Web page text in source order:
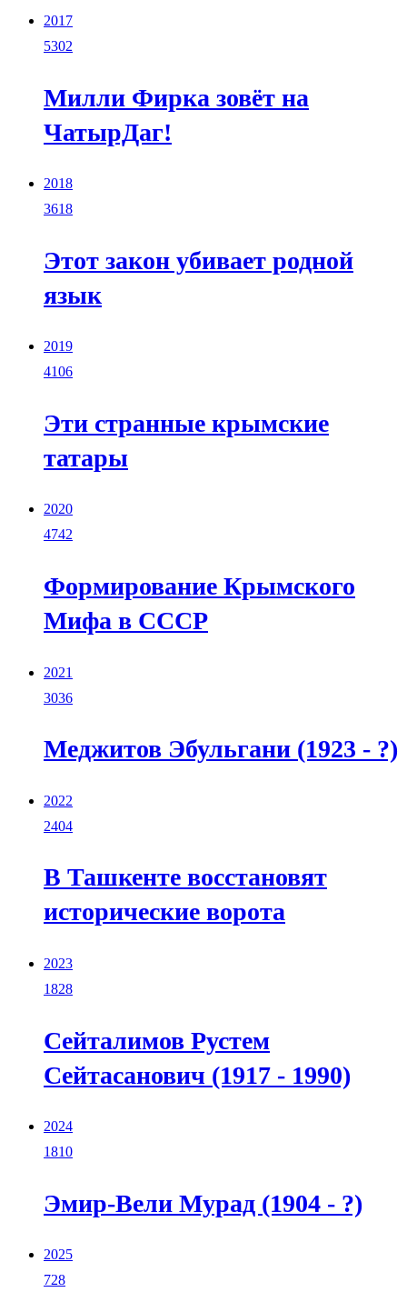
2017
5302
Милли Фирка зовёт на
ЧатырДаг!
2018
3618
Этот закон убивает родной
язык
2019
4106
Эти странные крымские
татары
2020
4742
Формирование Крымского
Мифа в СССР
2021
3036
Меджитов Эбульгани (1923 - ?)
2022
2404
В Ташкенте восстановят
исторические ворота
2023
1828
Сейталимов Рустем
Сейтасанович (1917 - 1990)
2024
1810
Эмир-Вели Мурад (1904 - ?)
2025
728